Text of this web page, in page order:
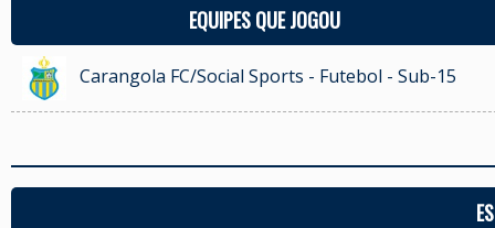
EQUIPES QUE JOGOU
Carangola FC/Social Sports - Futebol - Sub-15